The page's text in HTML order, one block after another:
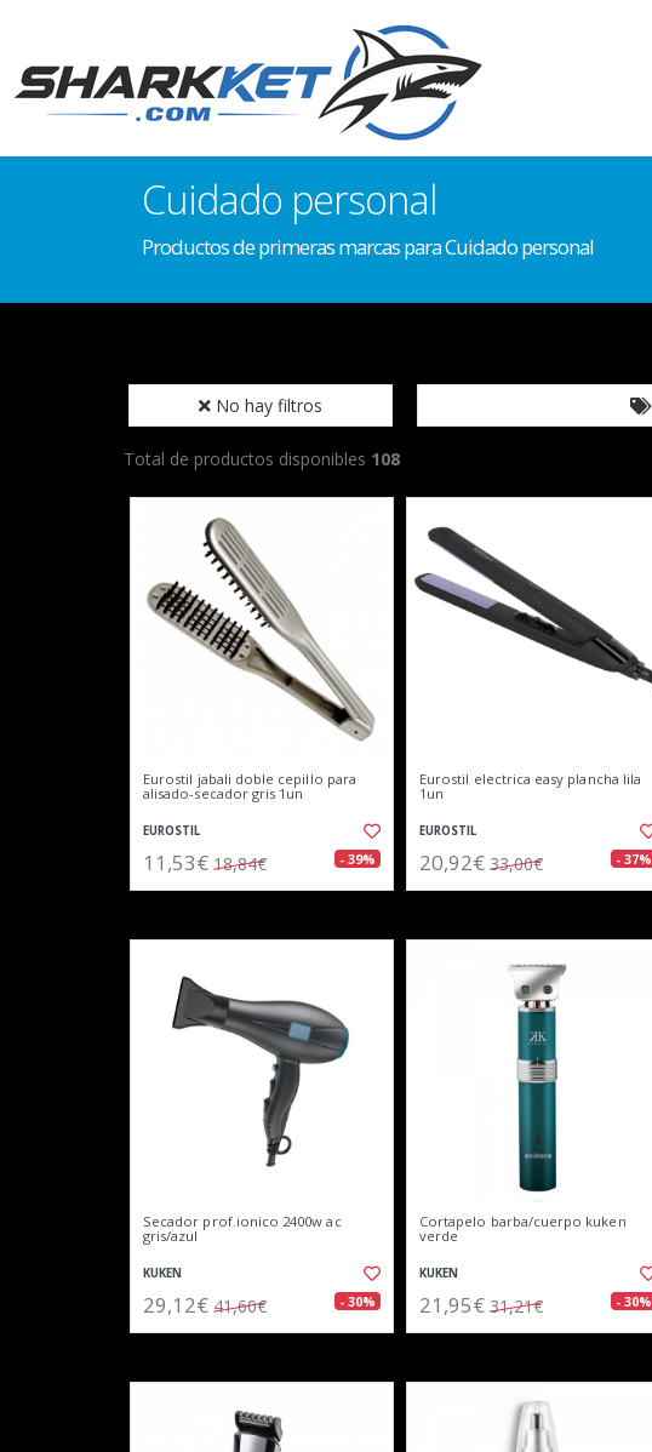
Cuidado personal
Productos de primeras marcas para Cuidado personal
No hay filtros
Total de productos disponibles 108
Eurostil jabali doble cepillo para
alisado-secador gris 1un
EUROSTIL
11,53€ 18,84€ - 39%
Eurostil electrica easy plancha lila
1un
EUROSTIL
20,92€ 33,00€ - 37%
Secador prof.ionico 2400w ac
gris/azul
KUKEN
29,12€ 41,60€ - 30%
Cortapelo barba/cuerpo kuken
verde
KUKEN
21,95€ 31,21€ - 30%